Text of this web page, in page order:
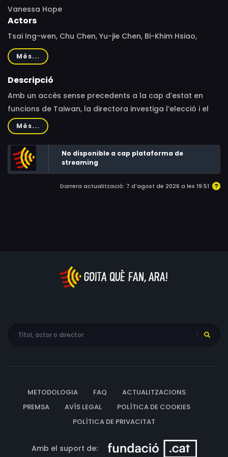
Vanessa Hope
Actors
Tsai Ing-wen, Chu Chen, Yu-jie Chen, Bi-Khim Hsiao,
Michelle Kuo, Freddy Lim, Wen Liu, Ying-jeou Ma, Shawna
Yang Ryan, Audrey Tang, Enoch Wu, Pei-yi Wu, Maysing
Yang
Més...
Descripció
Amb un accés sense precedents a la cap d’estat en
funcions de Taiwan, la directora investiga l’elecció i el
mandat de Tsai Ing-wen, la primera dona presidenta de
Taiwan.
Més...
No disponible a cap plataforma de
streaming
Darrera actualització: 7 d'agost de 2026 a les 19:51
METODOLOGIA FAQ
ACTUALITZACIONS
PREMSA
AVÍS LEGAL
POLÍTICA DE COOKIES
POLÍTICA DE PRIVACITAT
Amb el suport de: